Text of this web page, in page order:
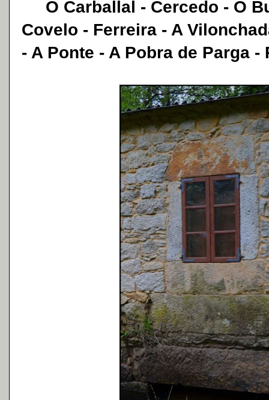
O Carballal - Cercedo - O
Covelo - Ferreira - A
- A Ponte - A Pobra de Parga